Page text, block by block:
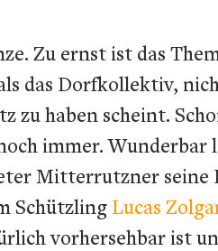
Zu ernst ist das
das Dorfkollektiv,
haben scheint.
immer.
Mitterrutzner seine
Schützling Lucas
vorhersehbar ist